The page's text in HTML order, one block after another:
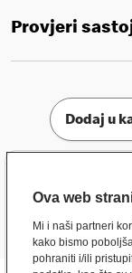
Provjeri
Dodaj u
Ova web
Mi i naši partneri
kako bismo
pohraniti i/ili